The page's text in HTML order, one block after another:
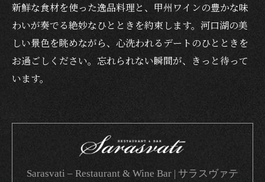
新鮮な食材を使った逸品料理と、甲州ワインの豊かな味
わいが奏でる絶妙なひとときを約束します。河口湖の美
しい景色を眺めながら、心洗われるデートのひとときを
お過ごしください。忘れられない瞬間が、きっと待って
います。
Sarasvati – Restaurant & Wine Bar | サラスヴァテ